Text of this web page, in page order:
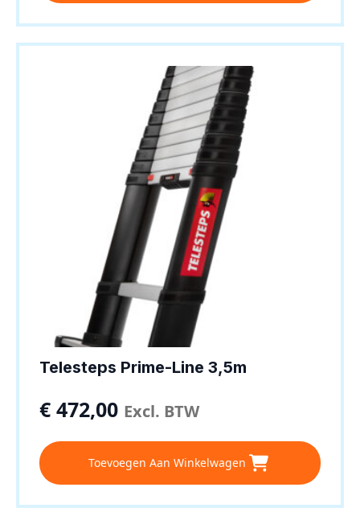
Telesteps Prime-Line 3,5m
€ 472,00 Excl. BTW
Toevoegen Aan Winkelwagen